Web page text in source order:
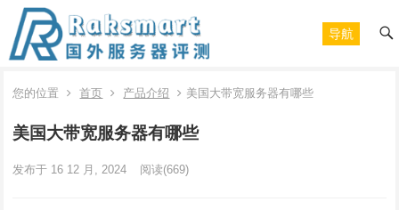
导航
您的位置 首页 产品介绍 美国大带宽服务器有哪些
美国大带宽服务器有哪些
发布于 16 12 月, 2024 阅读(669)